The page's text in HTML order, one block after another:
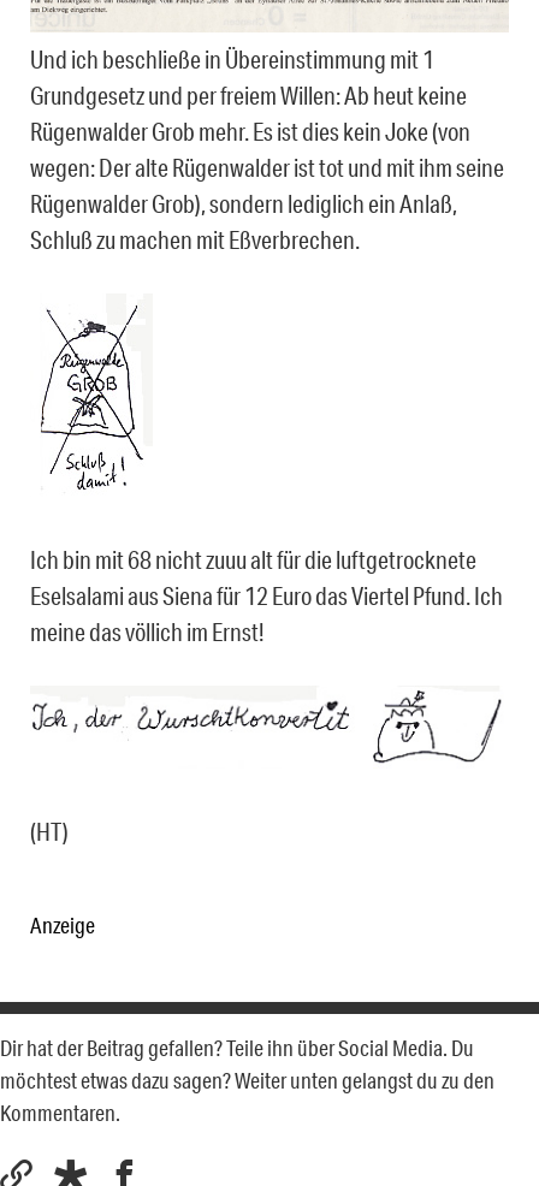
Und ich beschließe in Übereinstimmung mit 1
Grundgesetz und per freiem Willen: Ab heut keine
Rügenwalder Grob mehr. Es ist dies kein Joke (von
wegen: Der alte Rügenwalder ist tot und mit ihm seine
Rügenwalder Grob), sondern lediglich ein Anlaß,
Schluß zu machen mit Eßverbrechen.
Ich bin mit 68 nicht zuuu alt für die luftgetrocknete
Eselsalami aus Siena für 12 Euro das Viertel Pfund. Ich
meine das völlich im Ernst!
(HT)
Anzeige
Dir hat der Beitrag gefallen? Teile ihn über Social Media. Du
möchtest etwas dazu sagen? Weiter unten gelangst du zu den
Kommentaren.